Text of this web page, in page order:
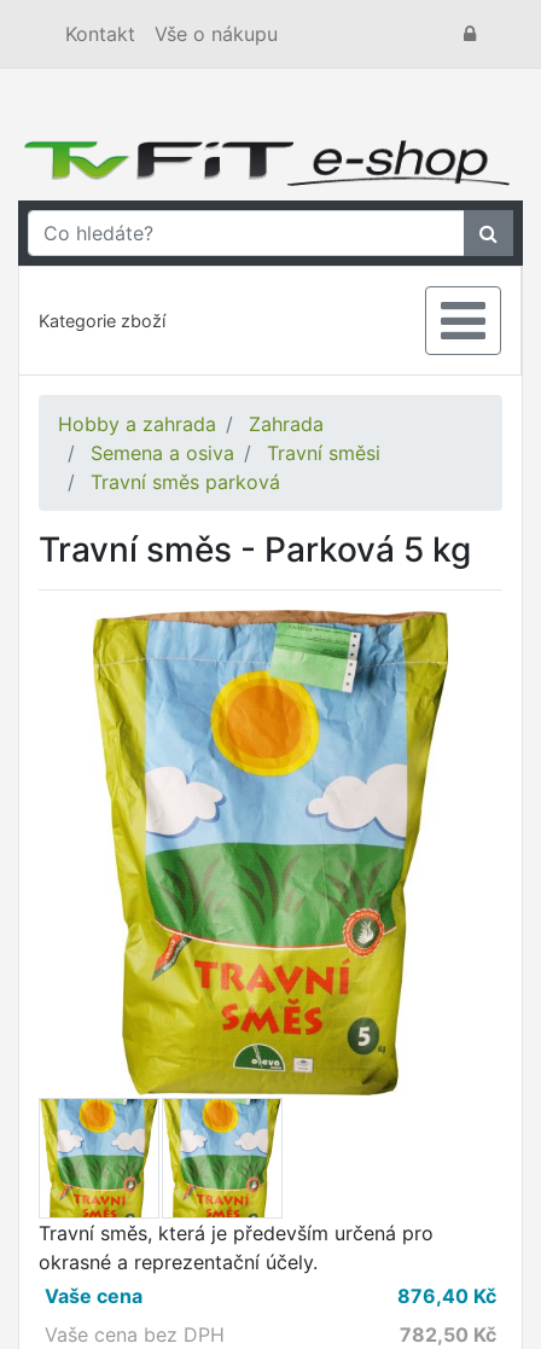
Kontakt Vše o nákupu
Kategorie zboží
Hobby a zahrada
Zahrada
Semena a osiva
Travní směsi
Travní směs parková
Travní směs - Parková 5 kg
Travní směs, která je především určená pro
okrasné a reprezentační účely.
Vaše cena
876,40 Kč
Vaše cena bez DPH
782,50 Kč